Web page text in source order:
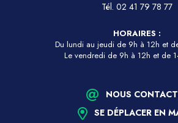
Tél. 02 41 79 78 77
HORAIRES :
Du lundi au jeudi de 9h à 12h et
Le vendredi de 9h à 12h et de
NOUS
SE DÉPLACER EN